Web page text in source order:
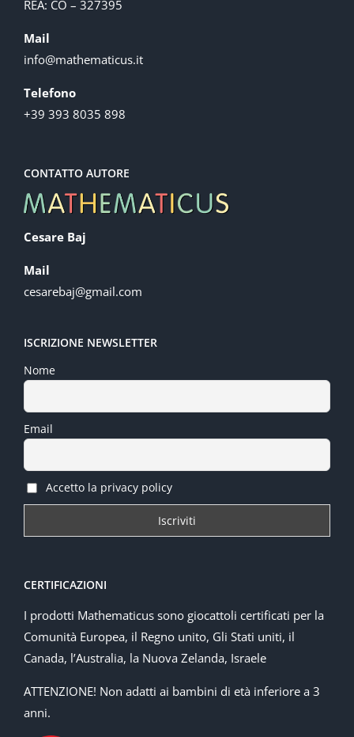
REA: CO – 327395
Mail
info@mathematicus.it
Telefono
+39 393 8035 898
CONTATTO AUTORE
Cesare Baj
Mail
cesarebaj@gmail.com
ISCRIZIONE NEWSLETTER
Nome
Email
Accetto la privacy policy
CERTIFICAZIONI
I prodotti Mathematicus sono giocattoli certificati per la
Comunità Europea, il Regno unito, Gli Stati uniti, il
Canada, l’Australia, la Nuova Zelanda, Israele
ATTENZIONE! Non adatti ai bambini di età inferiore a 3
anni.